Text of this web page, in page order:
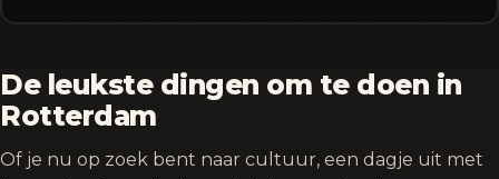
De leukste dingen om te doen in
Rotterdam
Of je nu op zoek bent naar cultuur, een dagje uit met